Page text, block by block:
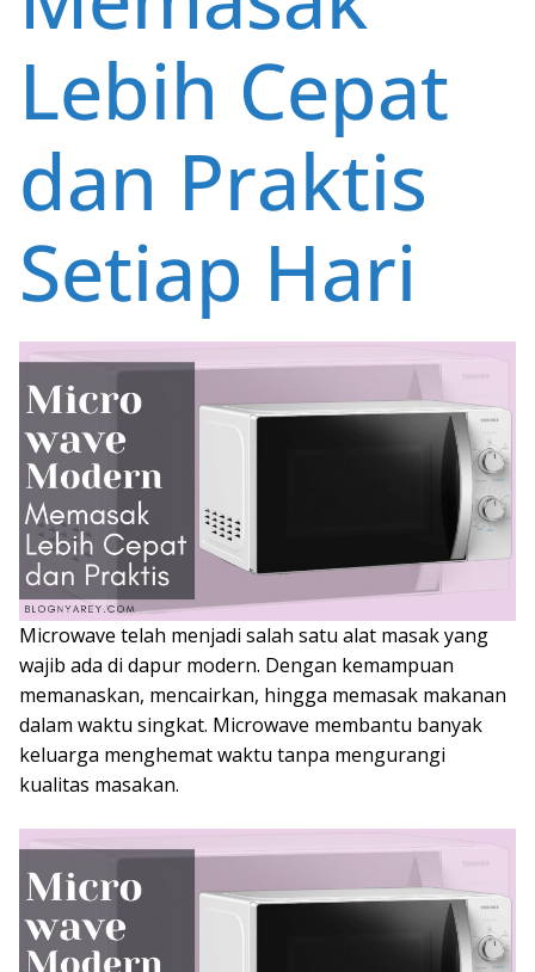
Lebih Cepat
dan Praktis
Setiap Hari
Microwave telah menjadi salah satu alat masak yang
wajib ada di dapur modern. Dengan kemampuan
memanaskan, mencairkan, hingga memasak makanan
dalam waktu singkat. Microwave membantu banyak
keluarga menghemat waktu tanpa mengurangi
kualitas masakan.